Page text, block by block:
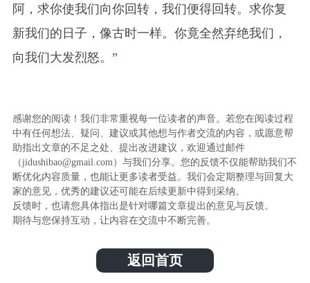
阿，求你使我们向你回转，我们便得回转。求你复
新我们的日子，像古时一样。你竟全然弃绝我们，
向我们大发烈怒。”
感谢您的阅读！我们非常重视每一位读者的声音。若您在阅读过程
中有任何想法、疑问、建议或其他想与作者交流的内容，或愿意帮
助指出文章的不足之处、提出改进建议，欢迎通过邮件
（jidushibao@gmail.com）与我们分享。您的反馈不仅能帮助我们不
断优化内容质量，也能让更多读者受益。我们会定期整理与回复大
家的意见，优秀的建议还可能在后续更新中得到采纳。
反馈时，也请您具体指出是针对哪篇文章提出的意见与反馈。
期待与您保持互动，让内容在交流中不断完善。
返回首页